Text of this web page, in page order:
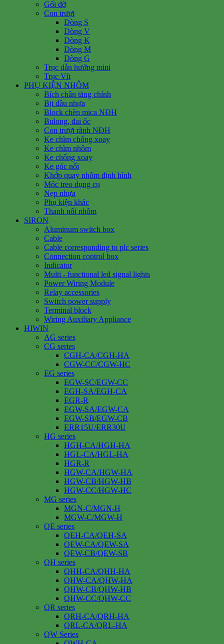
Gối đỡ
Con trượt
Dòng S
Dòng V
Dòng K
Dòng M
Dòng G
Trục dẫn hướng mini
Trục Vít
PHỤ KIỆN NHÔM
Bích chân tăng chỉnh
Bịt đầu nhựa
Block chèn mica NĐH
Bulong, đai ốc
Con trượt rãnh NĐH
Ke chìm chống xoay
Ke chìm nhôm
Ke chống xoay
Ke góc nổi
Khớp quay nhôm định hình
Móc treo dụng cụ
Nẹp nhựa
Phụ kiện khác
Thanh nối nhôm
SIRON
Aluminum switch box
Cable
Cable corresponding to plc series
Connection control box
Indicator
Multi - functional led signal lights
Power Wiring Module
Relay accessories
Switch power supply
Terminal block
Wiring Auxiliary Appliance
HIWIN
AG series
CG series
CGH-CA/CGH-HA
CGW-CC/CGW-HC
EG series
EGW-SC/EGW-CC
EGH-SA/EGH-CA
EGR-R
EGW-SA/EGW-CA
EGW-SB/EGW-CB
ERR15U/ERR30U
HG series
HGH-CA/HGH-HA
HGL-CA/HGL-HA
HGR-R
HGW-CA/HGW-HA
HGW-CB/HGW-HB
HGW-CC/HGW-HC
MG series
MGN-C/MGN-H
MGW-C/MGW-H
QE series
QEH-CA/QEH-SA
QEW-CA/QEW-SA
QEW-CB/QEW-SB
QH series
QHH-CA/QHH-HA
QHW-CA/QHW-HA
QHW-CB/QHW-HB
QHW-CC/QHW-CC
QR series
QRH-CA/QRH-HA
QRL-CA/QRL-HA
QW Series